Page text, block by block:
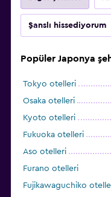
Şanslı hissediyorum
Popüler Japonya
Tokyo otelleri
Osaka otelleri
Kyoto otelleri
Fukuoka otelleri
Aso otelleri
Furano otelleri
Fujikawaguchiko